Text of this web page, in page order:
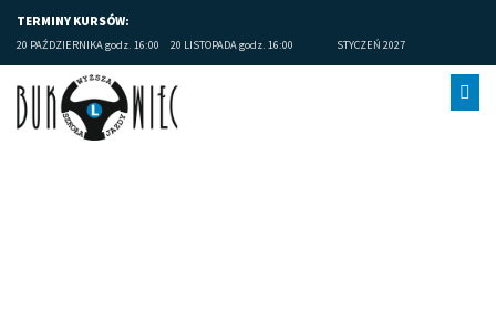
TERMINY KURSÓW:
20 PAŹDZIERNIKA godz. 16:00 20 LISTOPADA godz. 16:00 STYCZEŃ 2027